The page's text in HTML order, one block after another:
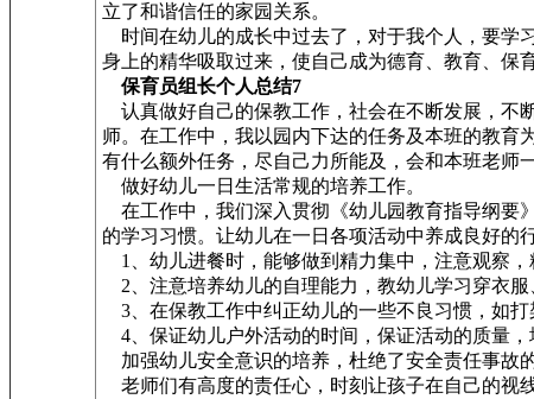
立了和谐信任的家园关系。
时间在幼儿的成长中过去了，对于我个人，要学
身上的精华吸取过来，使自己成为德育、教育、保
保育员组长个人总结7
认真做好自己的保教工作，社会在不断发展，不
师。在工作中，我以园内下达的任务及本班的教育
有什么额外任务，尽自己力所能及，会和本班老师
做好幼儿一日生活常规的培养工作。
在工作中，我们深入贯彻《幼儿园教育指导纲要
的学习习惯。让幼儿在一日各项活动中养成良好的
1、幼儿进餐时，能够做到精力集中，注意观察，
2、注意培养幼儿的自理能力，教幼儿学习穿衣服
3、在保教工作中纠正幼儿的一些不良习惯，如打
4、保证幼儿户外活动的时间，保证活动的质量，
加强幼儿安全意识的培养，杜绝了安全责任事故的
老师们有高度的责任心，时刻让孩子在自己的视